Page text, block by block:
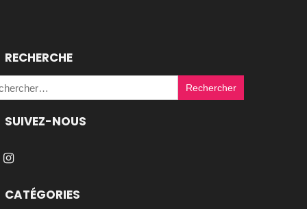
RECHERCHE
Rechercher :
SUIVEZ-NOUS
CATÉGORIES